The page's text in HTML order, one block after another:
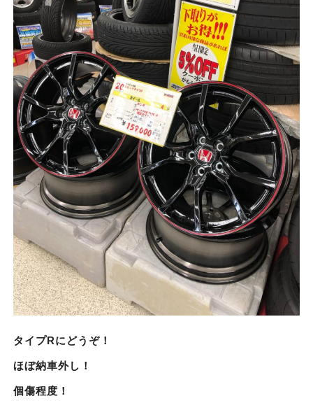
タイプRにどうぞ！
ほぼ納車外し！
個傷程度！